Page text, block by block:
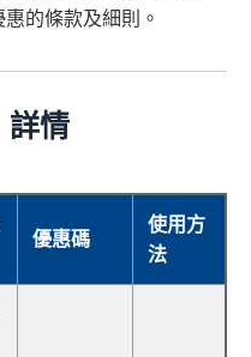
的條款及細則。
詳情
優惠碼
使用方
法